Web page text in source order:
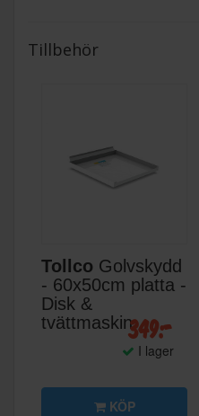
Tillbehör
Tollco Golvskydd
- 60x50cm platta -
Disk &
tvättmaskin349:-
I lager
KÖP